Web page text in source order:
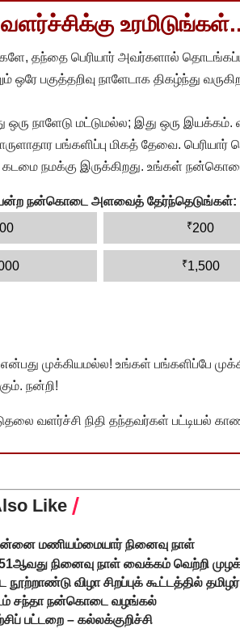
உரமிடுங்கள்..
தந்தை பெரியார் அவர்களால்
ஒரே பகுத்தறிவு நாளேடாக திகழ்ந்து
ஒரு நாளேடு மட்டுமல்ல; இது ஒரு
பங்களிப்பு மிகத் தேவை.
நமக்கு இருக்கிறது. உங்கள்
நன்கொடை அளவைத் தேர்ந்தெடுங்கள்:
₹200
₹1,500
முக்கியமல்ல! உங்கள் பங்களிப்பே
நன்றி!
வளர்ச்சி நிதி தந்தவர்கள் பட்டியல்
Like
மணியம்மையார் நினைவு நாள்
நினைவு நாள் வைக்கம் வெற்றி
விழா சிறப்புக் கூட்டத்தில்
சந்தா நன்கொடை வழங்கல்
பட்டறை – கல்லக்குறிச்சி